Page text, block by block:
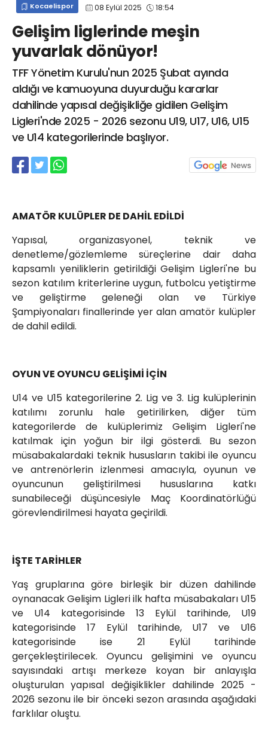
Kocaelispor 08 Eylül 2025 18:54
Gelişim liglerinde meşin
yuvarlak dönüyor!
TFF Yönetim Kurulu'nun 2025 Şubat ayında
aldığı ve kamuoyuna duyurduğu kararlar
dahilinde yapısal değişikliğe gidilen Gelişim
Ligleri'nde 2025 - 2026 sezonu U19, U17, U16, U15
ve U14 kategorilerinde başlıyor.
AMATÖR KULÜPLER DE DAHİL EDİLDİ
Yapısal, organizasyonel, teknik ve
denetleme/gözlemleme süreçlerine dair daha
kapsamlı yeniliklerin getirildiği Gelişim Ligleri'ne bu
sezon katılım kriterlerine uygun, futbolcu yetiştirme
ve geliştirme geleneği olan ve Türkiye
Şampiyonaları finallerinde yer alan amatör kulüpler
de dahil edildi.
OYUN VE OYUNCU GELİŞİMİ İÇİN
U14 ve U15 kategorilerine 2. Lig ve 3. Lig kulüplerinin
katılımı zorunlu hale getirilirken, diğer tüm
kategorilerde de kulüplerimiz Gelişim Ligleri'ne
katılmak için yoğun bir ilgi gösterdi. Bu sezon
müsabakalardaki teknik hususların takibi ile oyuncu
ve antrenörlerin izlenmesi amacıyla, oyunun ve
oyuncunun geliştirilmesi hususlarına katkı
sunabileceği düşüncesiyle Maç Koordinatörlüğü
görevlendirilmesi hayata geçirildi.
İŞTE TARİHLER
Yaş gruplarına göre birleşik bir düzen dahilinde
oynanacak Gelişim Ligleri ilk hafta müsabakaları U15
ve U14 kategorisinde 13 Eylül tarihinde, U19
kategorisinde 17 Eylül tarihinde, U17 ve U16
kategorisinde ise 21 Eylül tarihinde
gerçekleştirilecek. Oyuncu gelişimini ve oyuncu
sayısındaki artışı merkeze koyan bir anlayışla
oluşturulan yapısal değişiklikler dahilinde 2025 -
2026 sezonu ile bir önceki sezon arasında aşağıdaki
farklılar oluştu.
info@spor41.com